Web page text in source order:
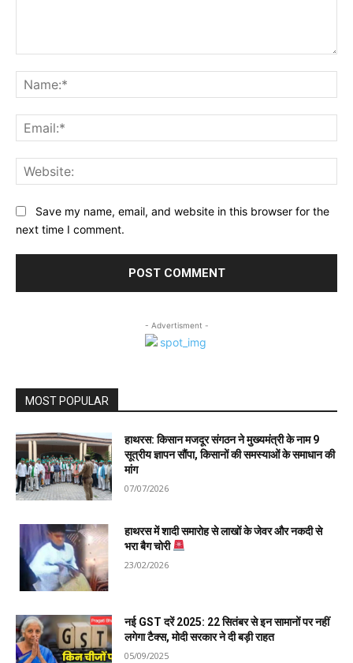
Save my name, email, and website in this browser for the
next time I comment.
- Advertisment -
MOST POPULAR
हाथरस: किसान मजदूर संगठन ने मुख्यमंत्री के नाम 9
सूत्रीय ज्ञापन सौंपा, किसानों की समस्याओं के समाधान की
मांग
07/07/2026
हाथरस में शादी समारोह से लाखों के जेवर और नकदी से
भरा बैग चोरी
23/02/2026
नई GST दरें 2025: 22 सितंबर से इन सामानों पर नहीं
लगेगा टैक्स, मोदी सरकार ने दी बड़ी राहत
05/09/2025